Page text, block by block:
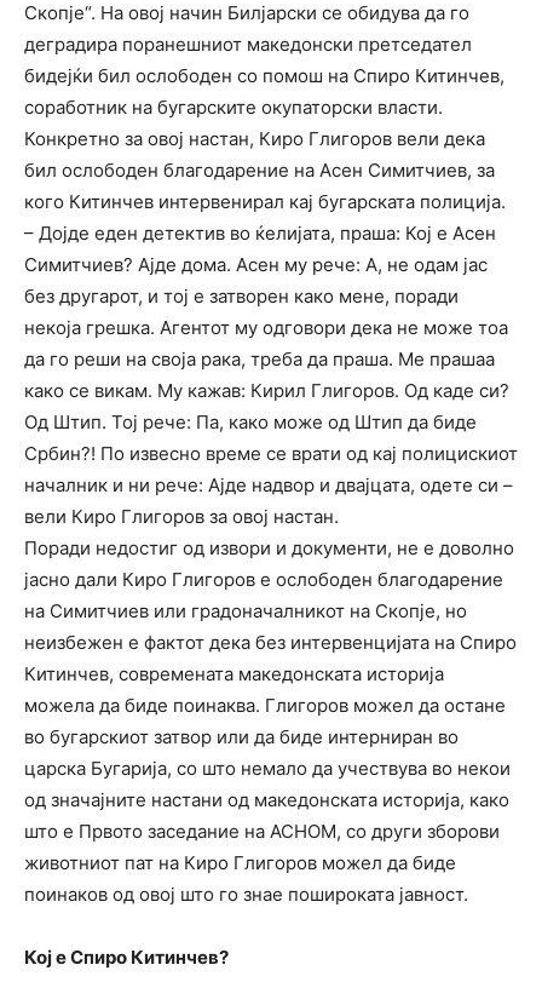
Скопје“. На овој начин Билјарски се обидува да го
деградира поранешниот македонски претседател
бидејќи бил ослободен со помош на Спиро Китинчев,
соработник на бугарските окупаторски власти.
Конкретно за овој настан, Киро Глигоров вели дека
бил ослободен благодарение на Асен Симитчиев, за
кого Китинчев интервенирал кај бугарската полиција.
– Дојде еден детектив во ќелијата, праша: Кој е Асен
Симитчиев? Ајде дома. Асен му рече: А, не одам јас
без другарот, и тој е затворен како мене, поради
некоја грешка. Агентот му одговори дека не може тоа
да го реши на своја рака, треба да праша. Ме прашаа
како се викам. Му кажав: Кирил Глигоров. Од каде си?
Од Штип. Тој рече: Па, како може од Штип да биде
Србин?! По извесно време се врати од кај полицискиот
началник и ни рече: Ајде надвор и двајцата, одете си –
вели Киро Глигоров за овој настан.
Поради недостиг од извори и документи, не е доволно
јасно дали Киро Глигоров е ослободен благодарение
на Симитчиев или градоначалникот на Скопје, но
неизбежен е фактот дека без интервенцијата на Спиро
Китинчев, современата македонската историја
можела да биде поинаква. Глигоров можел да остане
во бугарскиот затвор или да биде интерниран во
царска Бугарија, со што немало да учествува во некои
од значајните настани од македонската историја, како
што е Првото заседание на АСНОМ, со други зборови
животниот пат на Киро Глигоров можел да биде
поинаков од овој што го знае пошироката јавност.
Кој е Спиро Китинчев?